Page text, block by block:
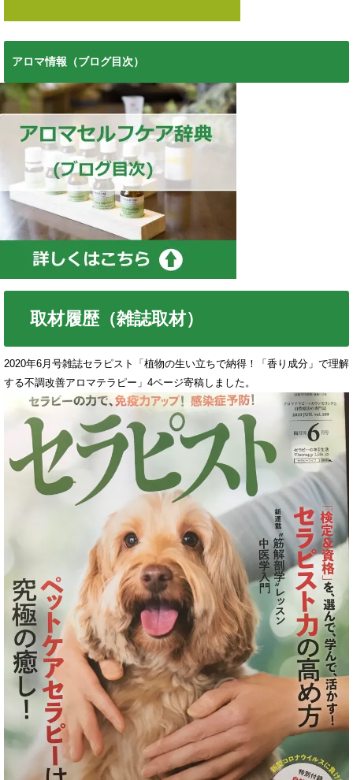
アロマ情報（ブログ目次）
取材履歴（雑誌取材）
2020年6月号雑誌セラピスト「植物の生い立ちで納得！「香り成分」で理解
する不調改善アロマテラピー」4ページ寄稿しました。